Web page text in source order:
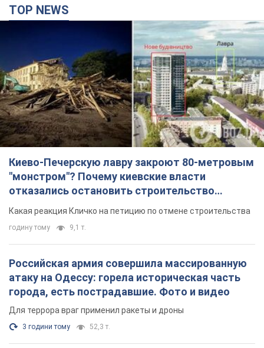
Киево-Печерскую лавру закроют 80-метровым
"монстром"? Почему киевские власти
отказались остановить строительство
небоскреба "московского верующего"
Какая реакция Кличко на петицию по отмене строительства
годину тому 9,1 т.
Российская армия совершила массированную
атаку на Одессу: горела историческая часть
города, есть пострадавшие. Фото и видео
Для террора враг применил ракеты и дроны
3 години тому 52,3 т.
«Они воюют против продовольственной
безопасности мира!» Зеленский заявил, что
ракет, большинство из которых – баллистические
2 години тому 636